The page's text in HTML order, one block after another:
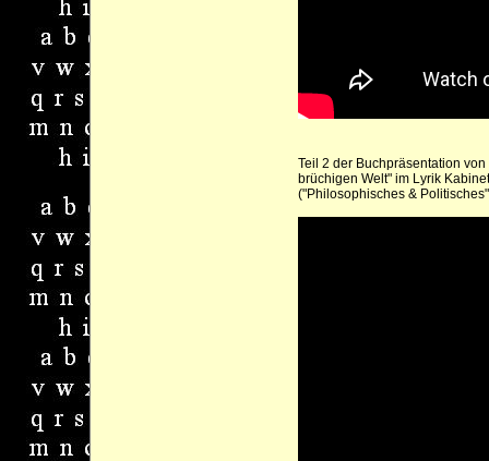
Teil 2 der Buchpräsentation
brüchigen Welt" im Lyrik
("Philosophisches &